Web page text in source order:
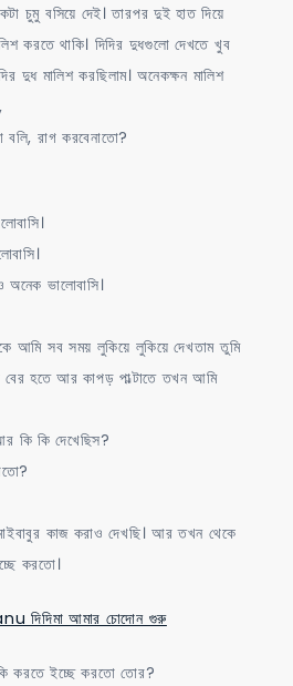
চুমু বসিয়ে দেই। তারপর দুই হাত দিয়ে
করতে থাকি। দিদির দুধগুলো দেখতে খুব
দুধ মালিশ করছিলাম। অনেকক্ষন মালিশ
রাগ করবেনাতো?
ভালোবাসি।
আমি সব সময় লুকিয়ে লুকিয়ে দেখতাম তুমি
হতে আর কাপড় পাল্টাতে তখন আমি
কি কি দেখেছিস?
কাজ করাও দেখছি। আর তখন থেকে
করতো।
আমার চোদোন গুরু
করতে ইচ্ছে করতো তোর?